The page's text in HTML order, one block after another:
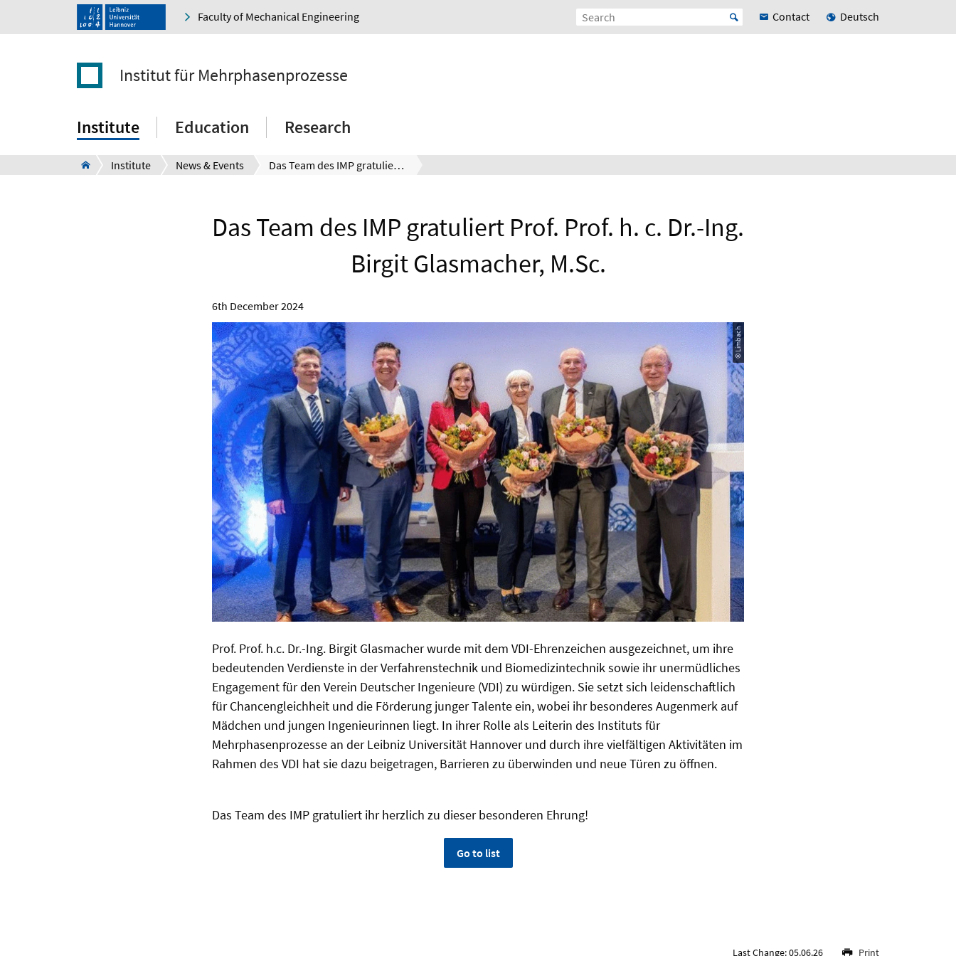
Faculty of Mechanical Engineering Contact Deutsch
Institut für Mehrphasenprozesse
Institute Education Research
Institute News & Events Das Team des IMP gratuliert Prof. Prof. h. c. Dr.-Ing. Birgit Glasmacher, M.Sc.
Das Team des IMP gratuliert Prof. Prof. h. c. Dr.-Ing.
Birgit Glasmacher, M.Sc.
6th December 2024
© Limbach
Prof. Prof. h.c. Dr.-Ing. Birgit Glasmacher wurde mit dem VDI-Ehrenzeichen ausgezeichnet, um ihre
bedeutenden Verdienste in der Verfahrenstechnik und Biomedizintechnik sowie ihr unermüdliches
Engagement für den Verein Deutscher Ingenieure (VDI) zu würdigen. Sie setzt sich leidenschaftlich
für Chancengleichheit und die Förderung junger Talente ein, wobei ihr besonderes Augenmerk auf
Mädchen und jungen Ingenieurinnen liegt. In ihrer Rolle als Leiterin des Instituts für
Mehrphasenprozesse an der Leibniz Universität Hannover und durch ihre vielfältigen Aktivitäten im
Rahmen des VDI hat sie dazu beigetragen, Barrieren zu überwinden und neue Türen zu öffnen.
Das Team des IMP gratuliert ihr herzlich zu dieser besonderen Ehrung!
Go to list
Last Change: 05.06.26 Print